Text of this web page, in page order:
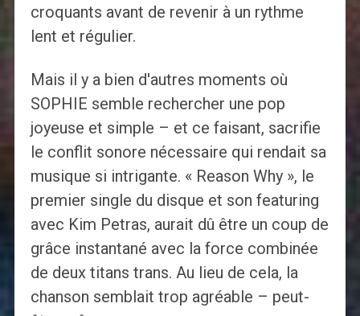
croquants avant de revenir à un rythme
lent et régulier.
Mais il y a bien d'autres moments où
SOPHIE semble rechercher une pop
joyeuse et simple – et ce faisant, sacrifie
le conflit sonore nécessaire qui rendait sa
musique si intrigante. « Reason Why », le
premier single du disque et son featuring
avec Kim Petras, aurait dû être un coup de
grâce instantané avec la force combinée
de deux titans trans. Au lieu de cela, la
chanson semblait trop agréable – peut-